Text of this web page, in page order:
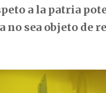
a la patria
no sea objeto